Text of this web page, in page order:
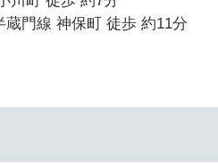
蔵門線 神保町 徒歩 約11分